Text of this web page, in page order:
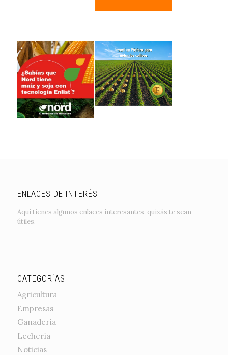
ENLACES DE INTERÉS
Aquí tienes algunos enlaces interesantes, quizás te sean
útiles.
CATEGORÍAS
Agricultura
Empresas
Ganadería
Lechería
Noticias